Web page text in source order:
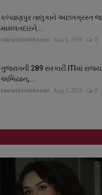
કલ્યાણપુર તાલુકાને અછતગ્રસ્ત
મામલતદારને...
saurashtrabhoomi Aug 6, 2026 0
ગુજરાતની 289 સરકારી ITIમાં
અભિયાન,...
saurashtrabhoomi Aug 6, 2026 0